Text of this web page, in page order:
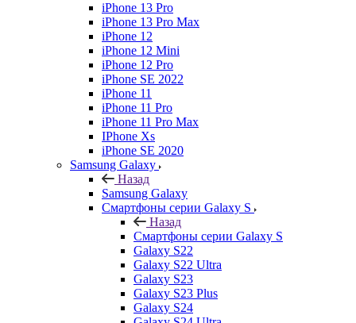
iPhone 13 Pro
iPhone 13 Pro Max
iPhone 12
iPhone 12 Mini
iPhone 12 Pro
iPhone SE 2022
iPhone 11
iPhone 11 Pro
iPhone 11 Pro Max
IPhone Xs
iPhone SE 2020
Samsung Galaxy
Назад
Samsung Galaxy
Смартфоны серии Galaxy S
Назад
Смартфоны серии Galaxy S
Galaxy S22
Galaxy S22 Ultra
Galaxy S23
Galaxy S23 Plus
Galaxy S24